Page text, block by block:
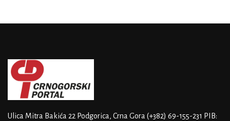
Ulica Mitra Bakića 22 Podgorica, Crna Gora (+382) 69-155-231 PIB: